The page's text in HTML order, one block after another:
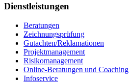
Dienstleistungen
Beratungen
Zeichnungsprüfung
Gutachten/Reklamationen
Projektmanagement
Risikomanagement
Online-Beratungen und Coaching
Infoservice